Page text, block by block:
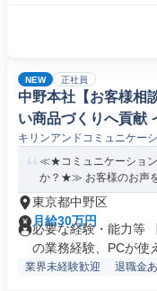
NEW 正社員
中野本社【お客様相
い商品づくりへ貢献
キリンアンドコミュニケー
≪★コミュニケーション
か？★≫ お客様のお声
東京都中野区
月給30万円
必要な経験・能力等
の業務経験、PCが使
業界未経験歓迎 退職金